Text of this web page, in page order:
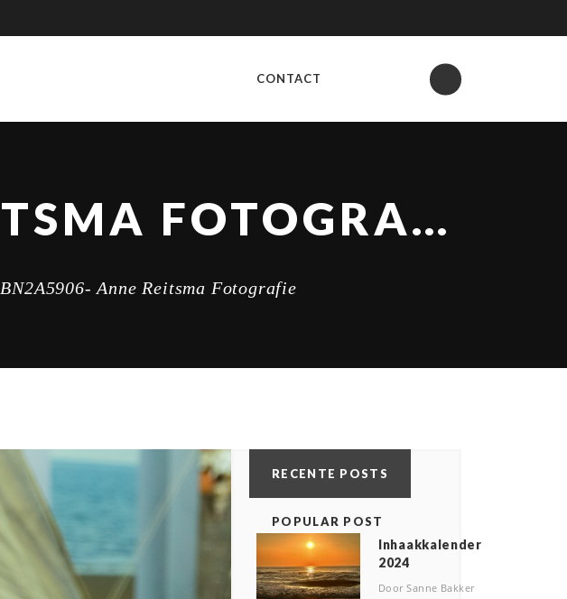
CONTACT
BN2A5906- ANNE REITSMA FOTOGRAFIE
BN2A5906- Anne Reitsma Fotografie
RECENTE POSTS
POPULAR POST
Inhaakkalender
2024
Door Sanne Bakker